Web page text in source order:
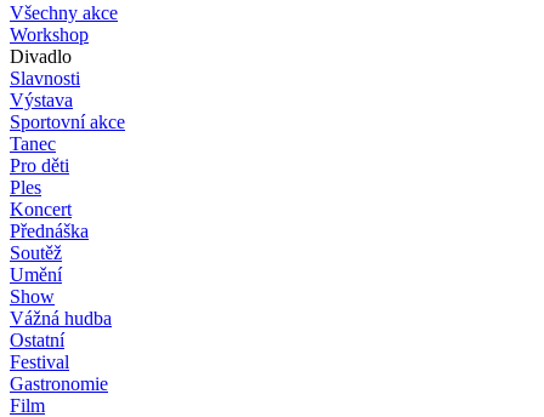
Všechny akce
Workshop
Divadlo
Slavnosti
Výstava
Sportovní akce
Tanec
Pro děti
Ples
Koncert
Přednáška
Soutěž
Umění
Show
Vážná hudba
Ostatní
Festival
Gastronomie
Film